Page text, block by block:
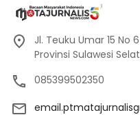
Jl. Teuku Umar 15 No
Provinsi Sulawesi
085399502350